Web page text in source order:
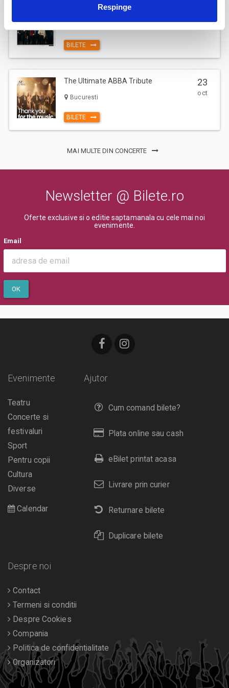
Respinge
Jazzapella - Concert jazz a capella
BILETE
oct
The Ultimate ABBA Tribute
Bucuresti
BILETE
23
oct
MAI MULTE DIN CONCERTE
Newsletter @ Bilete.ro
Oferte exclusive si o editie saptamanala cu cele mai noi
evenimente.
Email
OK
Ajutor
Cum comand bilete?
Plata online sau cash
eBilet printat acasa
Livrare prin curier
Returnare bilete
Duplicare bilete
Evenimente
Teatru
Concerte si
festivaluri
Sport
Pentru copii
Cultura
Diverse
Calendar
Despre noi
Contact
Termeni si conditii
Despre Cookies
Compania
Politica de confidentialitate
Organizatori